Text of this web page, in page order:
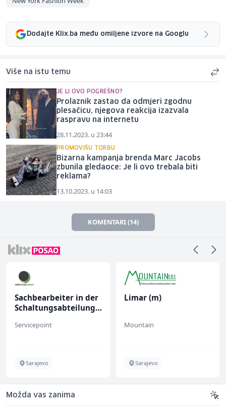
Dodajte Klix.ba među omiljene izvore na Googlu
Više na istu temu
JE LI OVO POGREŠNO?
Prolaznik zastao da odmjeri zgodnu
plesačicu, njegova reakcija izazvala
raspravu na internetu
28.11.2023. u 23:44
PROMOVIŠU TORBU
Bizarna kampanja brenda Marc Jacobs
zbunila gledaoce: Je li ovo trebala biti
reklama?
13.10.2023. u 14:03
KOMENTARI (14)
Sachbearbeiter in der
Schaltungsabteilung
Servicepoint
Sarajevo
Limar (m)
Mountain
Sarajevo
Možda vas zanima